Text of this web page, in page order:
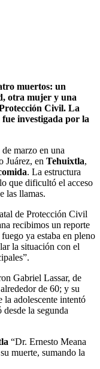
muertos: un
otra mujer y una
Civil. La
fue investigada por la
marzo en una
Juárez, en Tehuixtla,
. La estructura
que dificultó el acceso
las llamas.
de Protección Civil
recibimos un reporte
ya estaba en pleno
la situación con el
Gabriel Lassar, de
de 60; y su
la adolescente intentó
la segunda
“Dr. Ernesto Meana
muerte, sumando la